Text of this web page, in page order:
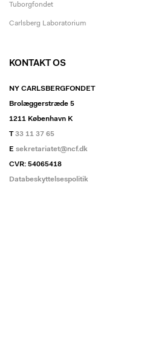
Tuborgfondet
Carlsberg Laboratorium
KONTAKT OS
NY CARLSBERGFONDET
Brolæggerstræde 5
1211 København K
T33 11 37 65
E sekretariatet@ncf.dk
CVR: 54065418
Databeskyttelsespolitik